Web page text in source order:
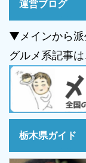
運営ブログ
▼メインから派
グルメ系記事は
栃木県ガイド